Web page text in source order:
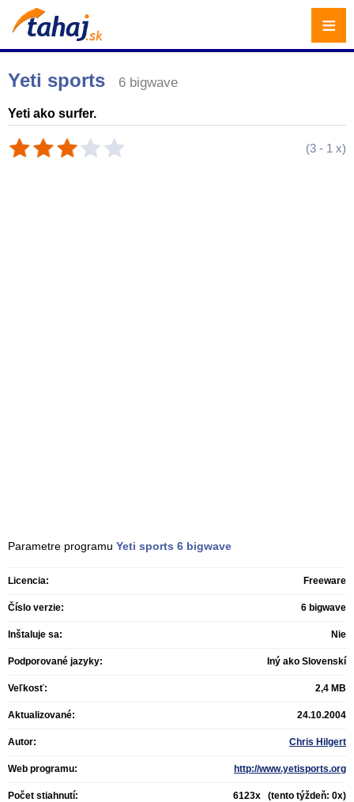
Yeti sports 6 bigwave
Yeti ako surfer.
(3 - 1 x)
Parametre programu Yeti sports 6 bigwave
Licencia: Freeware
Číslo verzie: 6 bigwave
Inštaluje sa: Nie
Podporované jazyky: Iný ako Slovenskí
Veľkosť: 2,4 MB
Aktualizované: 24.10.2004
Autor: Chris Hilgert
Web programu: http://www.yetisports.org
Počet stiahnutí: 6123x (tento týždeň: 0x)
≡